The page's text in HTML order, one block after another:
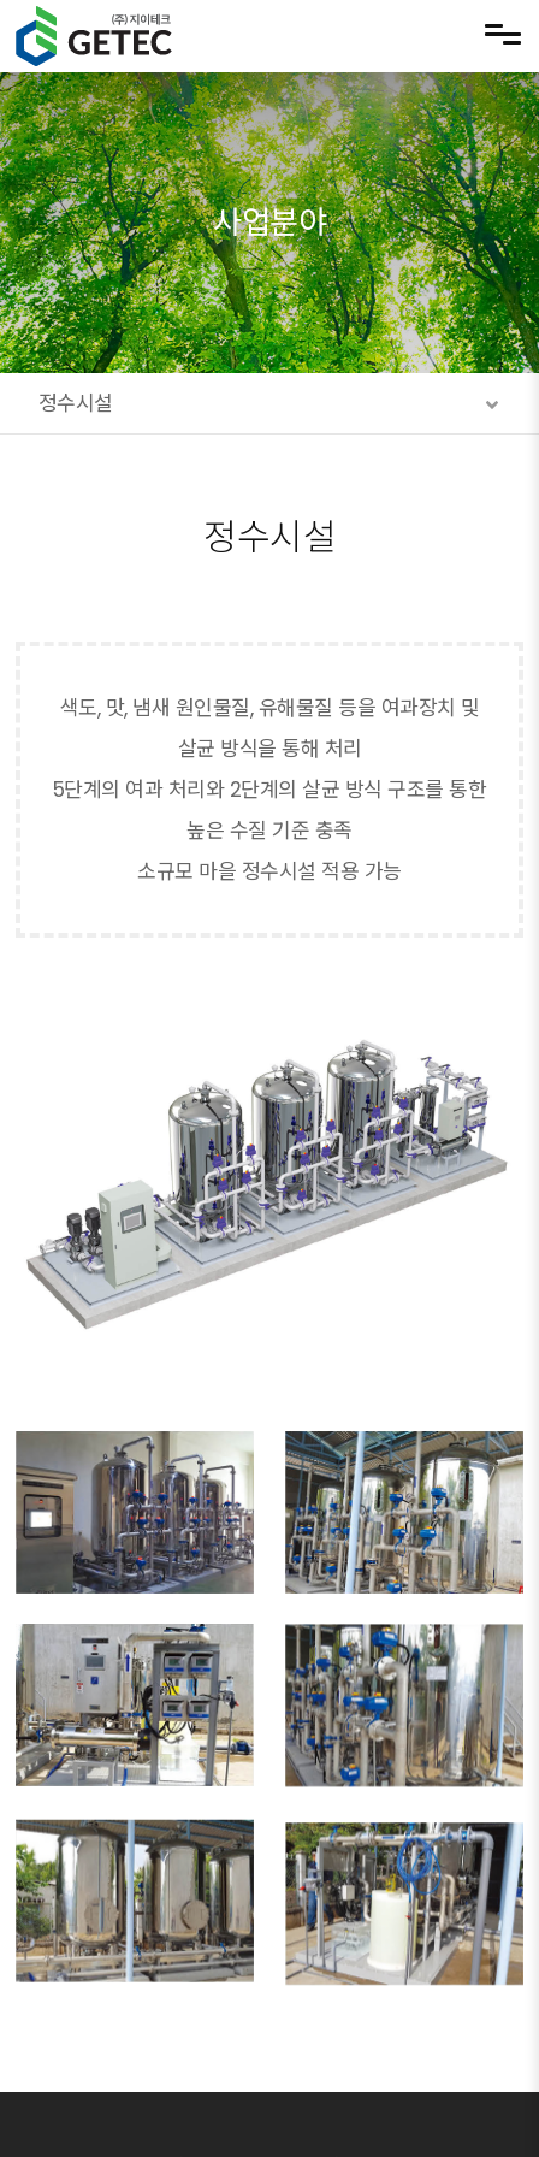
메뉴 건너뛰기
사업분야
정수시설
정수시설
색도, 맛, 냄새 원인물질, 유해물질 등을 여과장치 및
살균 방식을 통해 처리
5단계의 여과 처리와 2단계의 살균 방식 구조를 통한
높은 수질 기준 충족
소규모 마을 정수시설 적용 가능